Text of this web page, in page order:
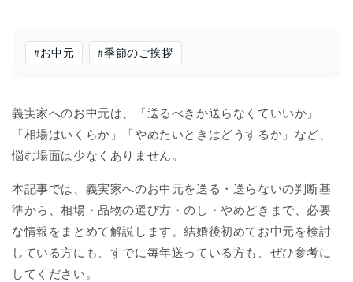
#お中元 #季節のご挨拶
義実家へのお中元は、「送るべきか送らなくていいか」
「相場はいくらか」「やめたいときはどうするか」など、
悩む場面は少なくありません。
本記事では、義実家へのお中元を送る・送らないの判断基
準から、相場・品物の選び方・のし・やめどきまで、必要
な情報をまとめて解説します。結婚後初めてお中元を検討
している方にも、すでに毎年送っている方も、ぜひ参考に
してください。